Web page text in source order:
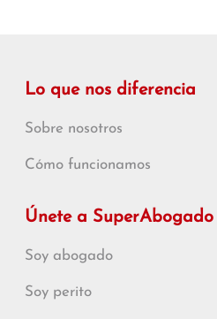
Lo que nos diferencia
Sobre nosotros
Cómo funcionamos
Únete a SuperAbogado
Soy abogado
Soy perito